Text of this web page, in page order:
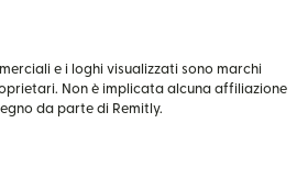
e i loghi visualizzati sono marchi
Non è implicata alcuna affiliazione
da parte di Remitly.